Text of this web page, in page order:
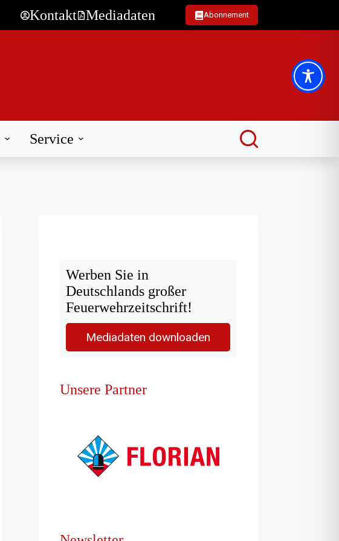
Kontakt Mediadaten Abonnement
Service
Werben Sie in
Deutschlands großer
Feuerwehrzeitschrift!
Mediadaten downloaden
Unsere Partner